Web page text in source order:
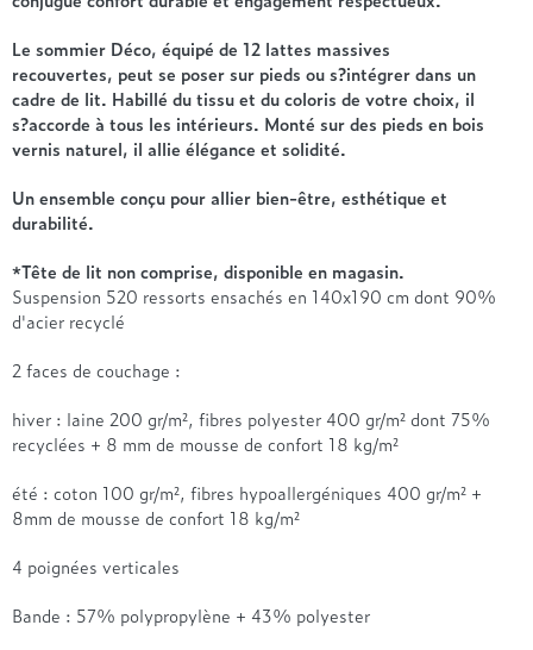
Le sommier Déco, équipé de 12 lattes massives
recouvertes, peut se poser sur pieds ou s?intégrer dans un
cadre de lit. Habillé du tissu et du coloris de votre choix, il
s?accorde à tous les intérieurs. Monté sur des pieds en bois
vernis naturel, il allie élégance et solidité.
Un ensemble conçu pour allier bien-être, esthétique et
durabilité.
*Tête de lit non comprise, disponible en magasin.
Suspension 520 ressorts ensachés en 140x190 cm dont 90%
d'acier recyclé
2 faces de couchage :
hiver : laine 200 gr/m², fibres polyester 400 gr/m² dont 75%
recyclées + 8 mm de mousse de confort 18 kg/m²
été : coton 100 gr/m², fibres hypoallergéniques 400 gr/m² +
8mm de mousse de confort 18 kg/m²
4 poignées verticales
Bande : 57% polypropylène + 43% polyester